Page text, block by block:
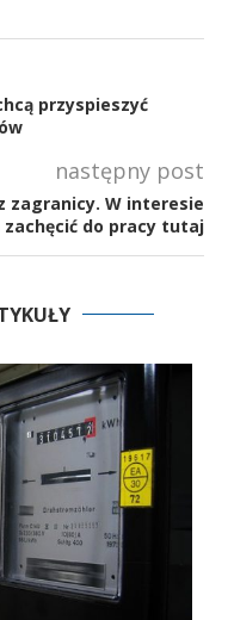
przyspieszyć
następny post
zagranicy. W interesie
do pracy tutaj